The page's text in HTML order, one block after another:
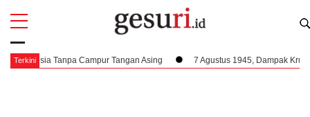
Terkini
Tanpa Campur Tangan Asing 7 Agustus 1945, Dampak Krusial
All